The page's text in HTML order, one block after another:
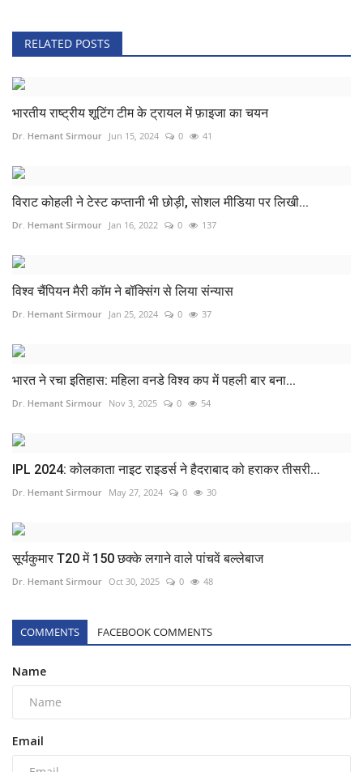
RELATED POSTS
भारतीय राष्ट्रीय शूटिंग टीम के ट्रायल में फ़ाइजा का चयन
Dr. Hemant Sirmour Jun 15, 2024 0 41
विराट कोहली ने टेस्ट कप्तानी भी छोड़ी, सोशल मीडिया पर लिखी...
Dr. Hemant Sirmour Jan 16, 2022 0 137
विश्व चैंपियन मैरी कॉम ने बॉक्सिंग से लिया संन्यास
Dr. Hemant Sirmour Jan 25, 2024 0 37
भारत ने रचा इतिहास: महिला वनडे विश्व कप में पहली बार बना...
Dr. Hemant Sirmour Nov 3, 2025 0 54
IPL 2024: कोलकाता नाइट राइडर्स ने हैदराबाद को हराकर तीसरी...
Dr. Hemant Sirmour May 27, 2024 0 30
सूर्यकुमार T20 में 150 छक्के लगाने वाले पांचवें बल्लेबाज
Dr. Hemant Sirmour Oct 30, 2025 0 48
COMMENTS FACEBOOK COMMENTS
Name
Email